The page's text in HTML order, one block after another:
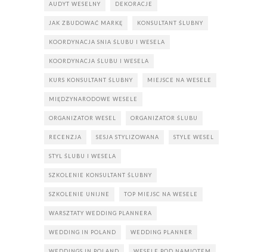
AUDYT WESELNY DEKORACJE
JAK ZBUDOWAĆ MARKĘ KONSULTANT ŚLUBNY
KOORDYNACJA SNIA ŚLUBU I WESELA
KOORDYNACJA ŚLUBU I WESELA
KURS KONSULTANT ŚLUBNY MIEJSCE NA WESELE
MIĘDZYNARODOWE WESELE
ORGANIZATOR WESEL ORGANIZATOR ŚLUBU
RECENZJA SESJA STYLIZOWANA STYLE WESEL
STYL ŚLUBU I WESELA
SZKOLENIE KONSULTANT ŚLUBNY
SZKOLENIE UNIJNE TOP MIEJSC NA WESELE
WARSZTATY WEDDING PLANNERA
WEDDING IN POLAND WEDDING PLANNER